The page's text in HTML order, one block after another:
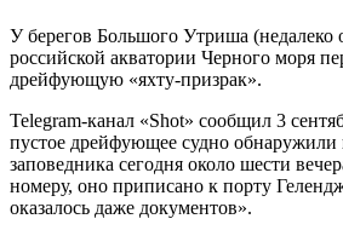
У берегов Большого Утриша (недалеко
российской акватории Черного моря
дрейфующую «яхту-призрак».
Telegram-канал «Shot» сообщил 3
пустое дрейфующее судно обнаружили
заповедника сегодня около шести
номеру, оно приписано к порту
оказалось даже документов».